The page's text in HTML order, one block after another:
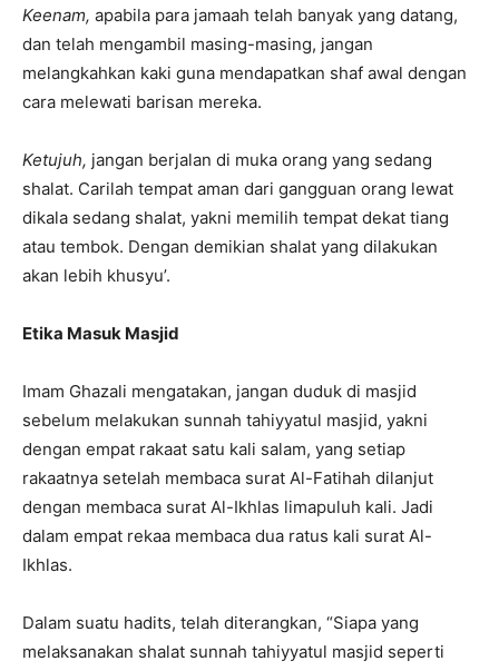
Keenam, apabila para jamaah telah banyak yang datang,
dan telah mengambil masing-masing, jangan
melangkahkan kaki guna mendapatkan shaf awal dengan
cara melewati barisan mereka.
Ketujuh, jangan berjalan di muka orang yang sedang
shalat. Carilah tempat aman dari gangguan orang lewat
dikala sedang shalat, yakni memilih tempat dekat tiang
atau tembok. Dengan demikian shalat yang dilakukan
akan lebih khusyu’.
Etika Masuk Masjid
Imam Ghazali mengatakan, jangan duduk di masjid
sebelum melakukan sunnah tahiyyatul masjid, yakni
dengan empat rakaat satu kali salam, yang setiap
rakaatnya setelah membaca surat Al-Fatihah dilanjut
dengan membaca surat Al-Ikhlas limapuluh kali. Jadi
dalam empat rekaa membaca dua ratus kali surat Al-
Ikhlas.
Dalam suatu hadits, telah diterangkan, “Siapa yang
melaksanakan shalat sunnah tahiyyatul masjid seperti